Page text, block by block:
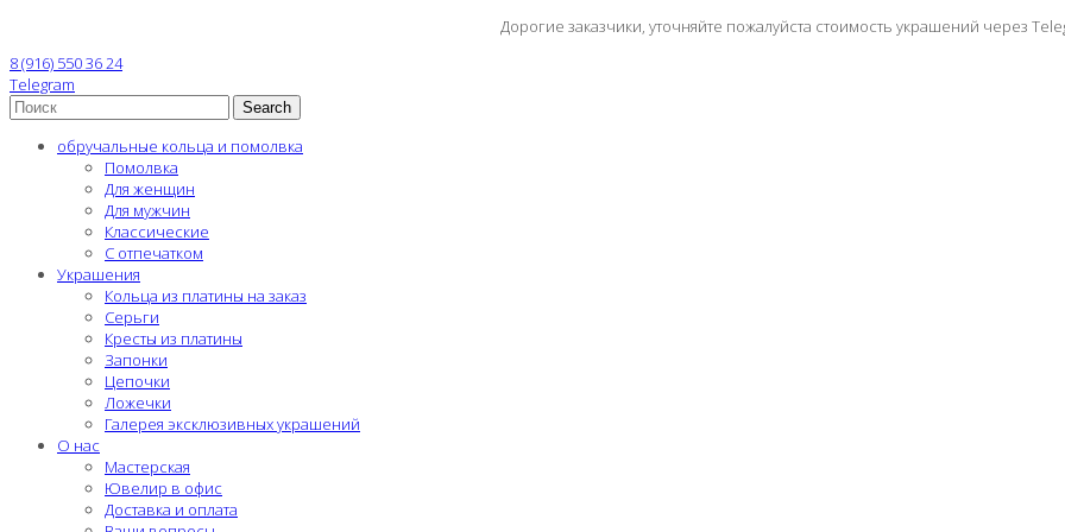
Дорогие заказчики, уточняйте пожалуйста стоимость украшений через
8 (916) 550 36 24
Telegram
Search
обручальные кольца и помолвка
Помолвка
Для женщин
Для мужчин
Классические
С отпечатком
Украшения
Кольца из платины на заказ
Серьги
Кресты из платины
Запонки
Цепочки
Ложечки
Галерея эксклюзивных украшений
О нас
Мастерская
Ювелир в офис
Доставка и оплата